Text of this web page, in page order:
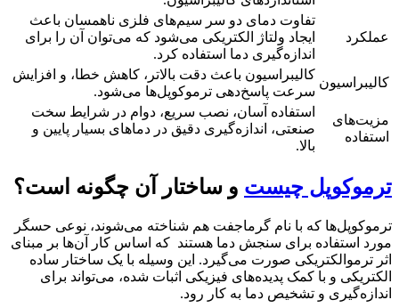
عملکرد
تفاوت دمای دو سر سیم‌های فلزی ناهمسان باعث
ایجاد ولتاژ الکتریکی می‌شود که می‌توان آن را برای
اندازه‌گیری دما استفاده کرد.
کالیبراسیون
کالیبراسیون باعث دقت بالاتر، کاهش خطا، و افزایش
سرعت پاسخ‌دهی ترموکوپل‌ها می‌شود.
مزیت‌های
استفاده
استفاده آسان، نصب سریع، دوام در شرایط سخت
صنعتی، اندازه‌گیری دقیق در دماهای بسیار پایین و
بالا.
ترموکوپل چیست و ساختار آن چگونه است؟
ترموکوپل‌ها که با نام گرماجفت هم شناخته می‌شوند، نوعی حسگر
مورد استفاده برای سنجش دما هستند که اساس کار آن‌ها بر مبنای
اثر ترموالکتریکی صورت می‌گیرد. این وسیله با یک ساختار ساده
الکتریکی و با کمک پدیده‌های فیزیکی اثبات شده، می‌تواند برای
اندازه‌گیری و تشخیص دما به کار رود.